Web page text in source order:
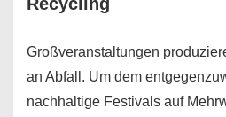
Großveranstaltungen
an Abfall. Um dem
nachhaltige Festivals auf